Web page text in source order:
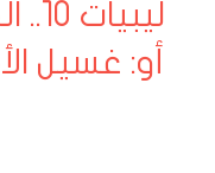
أو: غسيل